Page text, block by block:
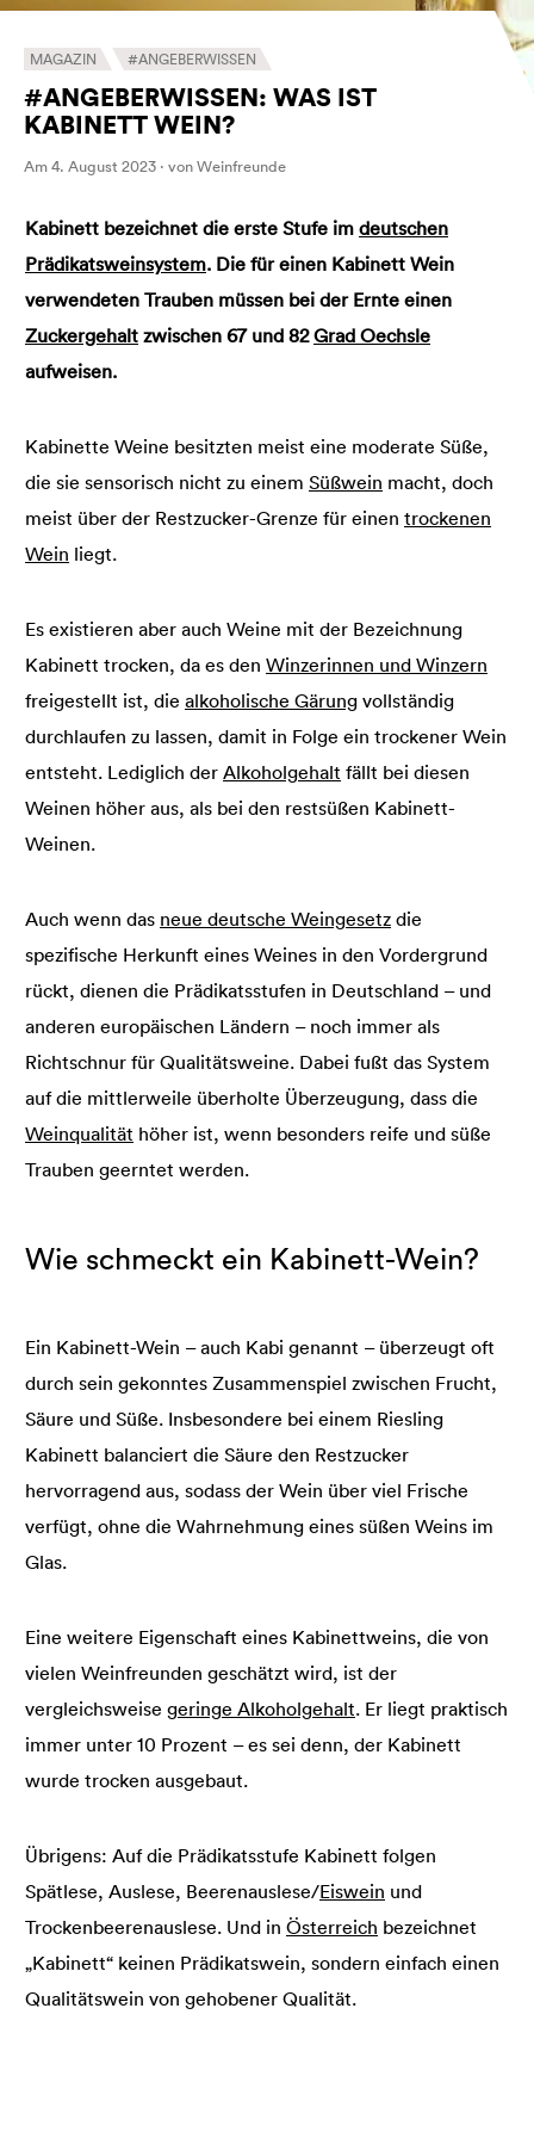
MAGAZIN #ANGEBERWISSEN
#ANGEBERWISSEN: WAS IST
KABINETT WEIN?
Am 4. August 2023 · von Weinfreunde
Kabinett bezeichnet die erste Stufe im deutschen
Prädikatsweinsystem. Die für einen Kabinett Wein
verwendeten Trauben müssen bei der Ernte einen
Zuckergehalt zwischen 67 und 82Grad Oechsle
aufweisen.
Kabinette Weine besitzten meist eine moderate Süße,
die sie sensorisch nicht zu einem Süßwein macht, doch
meist über der Restzucker-Grenze für einen trockenen
Wein liegt.
Es existieren aber auch Weine mit der Bezeichnung
Kabinett trocken, da es den Winzerinnen und Winzern
freigestellt ist, die alkoholische Gärung vollständig
durchlaufen zu lassen, damit in Folge ein trockener Wein
entsteht. Lediglich der Alkoholgehalt fällt bei diesen
Weinen höher aus, als bei den restsüßen Kabinett-
Weinen.
Auch wenn das neue deutsche Weingesetz die
spezifische Herkunft eines Weines in den Vordergrund
rückt, dienen die Prädikatsstufen in Deutschland – und
anderen europäischen Ländern – noch immer als
Richtschnur für Qualitätsweine. Dabei fußt das System
auf die mittlerweile überholte Überzeugung, dass die
Weinqualität höher ist, wenn besonders reife und süße
Trauben geerntet werden.
Wie schmeckt ein Kabinett-Wein?
Ein Kabinett-Wein – auch Kabi genannt – überzeugt oft
durch sein gekonntes Zusammenspiel zwischen Frucht,
Säure und Süße. Insbesondere bei einem Riesling
Kabinett balanciert die Säure den Restzucker
hervorragend aus, sodass der Wein über viel Frische
verfügt, ohne die Wahrnehmung eines süßen Weins im
Glas.
Eine weitere Eigenschaft eines Kabinettweins, die von
vielen Weinfreunden geschätzt wird, ist der
vergleichsweise geringe Alkoholgehalt. Er liegt praktisch
immer unter 10 Prozent – es sei denn, der Kabinett
wurde trocken ausgebaut.
Übrigens: Auf die Prädikatsstufe Kabinett folgen
Spätlese, Auslese, Beerenauslese/Eiswein und
Trockenbeerenauslese. Und in Österreich bezeichnet
„Kabinett“ keinen Prädikatswein, sondern einfach einen
Qualitätswein von gehobener Qualität.